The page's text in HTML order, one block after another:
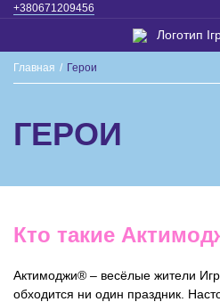
+380671209456
Главная / Герои
ГЕРОИ
Кто такие
Актимоджи® ‒ весёлые жители
обходится ни один праздник.